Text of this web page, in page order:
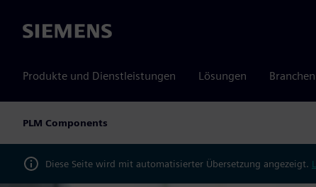
Siemens
Produkte und Dienstleistungen Lösungen Branchen
PLM Components
Diese Seite wird mit automatisierter Übersetzung angezeigt.